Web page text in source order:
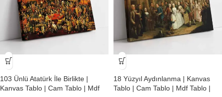
-23%
103 Ünlü Atatürk İle Birlikte |
Kanvas Tablo | Cam Tablo | Mdf
-23%
18 Yüzyıl Aydınlanma | Kanvas
Tablo | Cam Tablo | Mdf Tablo |